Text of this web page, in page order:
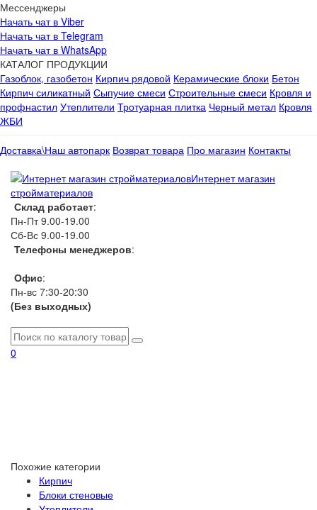
Мессенджеры
Начать чат в Viber
Начать чат в Telegram
Начать чат в WhatsApp
КАТАЛОГ ПРОДУКЦИИ
Газоблок, газобетон Кирпич рядовой Керамические блоки Бетон
Кирпич силикатный Сыпучие смеси Строительные смеси Кровля и
профнастил Утеплители Тротуарная плитка Черный метал Кровля
ЖБИ
Доставка\Наш автопарк Возврат товара Про магазин Контакты
Интернет магазин
стройматериалов
Склад работает:
Пн-Пт 9.00-19.00
Сб-Вс 9.00-19.00
Телефоны менеджеров:
Офис:
Пн-вс 7:30-20:30
(Без выходных)
0
Похожие категории
Кирпич
Блоки стеновые